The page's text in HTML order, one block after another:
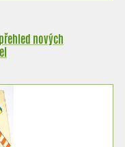
nových